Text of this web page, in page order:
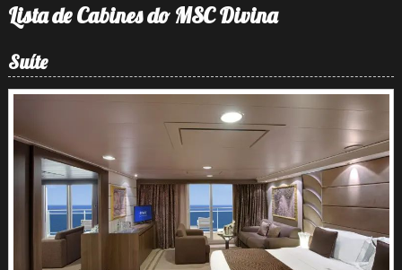
Lista de Cabines do MSC Divina
Suíte